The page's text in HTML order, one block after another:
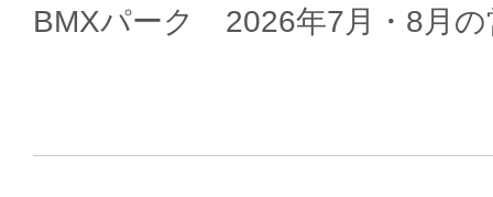
BMXパーク 2026年7月・8月の